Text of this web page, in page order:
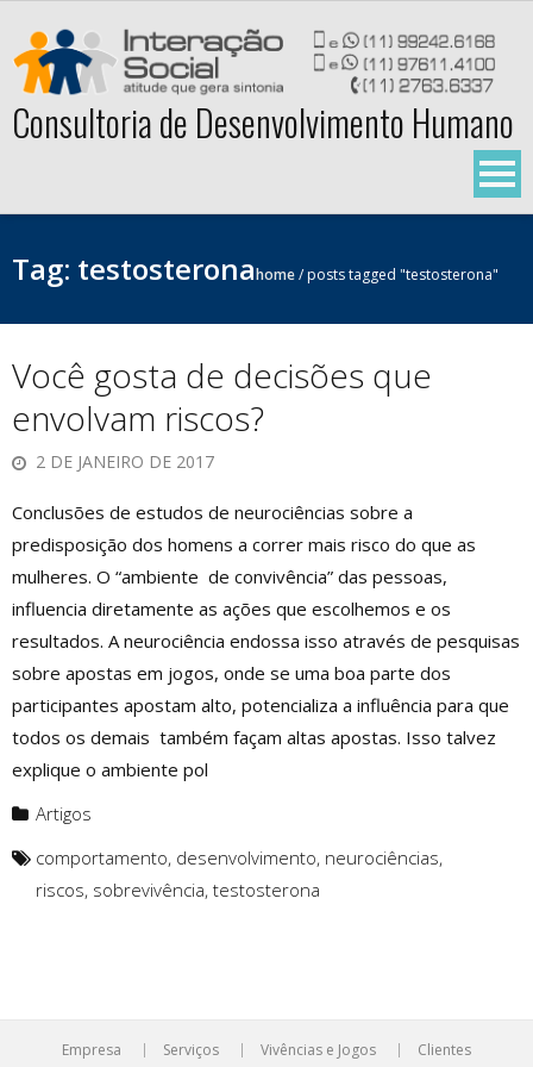
content
Consultoria de Desenvolvimento Humano
Tag: testosteronahome/posts tagged "testosterona"
Você gosta de decisões que
envolvam riscos?
2 DE JANEIRO DE 2017
Conclusões de estudos de neurociências sobre a
predisposição dos homens a correr mais risco do que as
mulheres. O “ambiente de convivência” das pessoas,
influencia diretamente as ações que escolhemos e os
resultados. A neurociência endossa isso através de pesquisas
sobre apostas em jogos, onde se uma boa parte dos
participantes apostam alto, potencializa a influência para que
todos os demais também façam altas apostas. Isso talvez
explique o ambiente pol
Artigos
comportamento, desenvolvimento, neurociências,
riscos, sobrevivência, testosterona
Empresa Serviços Vivências e Jogos Clientes